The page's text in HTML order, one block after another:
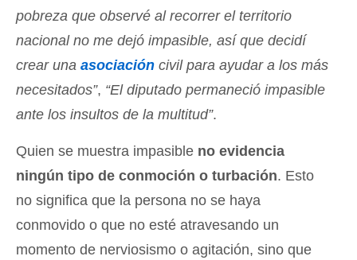
pobreza que observé al recorrer el territorio
nacional no me dejó impasible, así que decidí
crear una asociación civil para ayudar a los más
necesitados”, “El diputado permaneció impasible
ante los insultos de la multitud”.
Quien se muestra impasible no evidencia
ningún tipo de conmoción o turbación. Esto
no significa que la persona no se haya
conmovido o que no esté atravesando un
momento de nerviosismo o agitación, sino que